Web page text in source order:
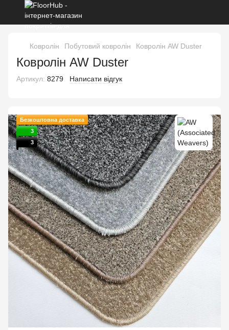
Ковролін Побутовий ковролін Ковролін AW Duster
Ковролін AW Duster
Артикул: 8279 Написати відгук
Безкоштовна доставка
3
3